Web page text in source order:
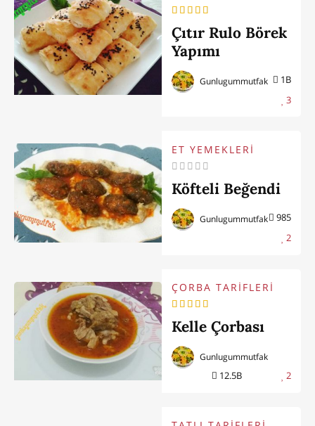
Çıtır Rulo Börek
Yapımı
1B
3
Gunlugummutfak
ET YEMEKLERİ
Köfteli Beğendi
985
2
Gunlugummutfak
ÇORBA TARİFLERİ
Kelle Çorbası
12.5B 2
Gunlugummutfak